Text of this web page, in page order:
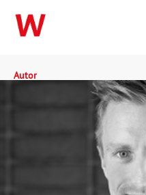
Autor